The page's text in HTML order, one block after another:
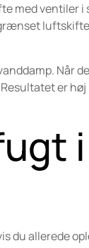
med ventiler
Når
er
i
du allerede